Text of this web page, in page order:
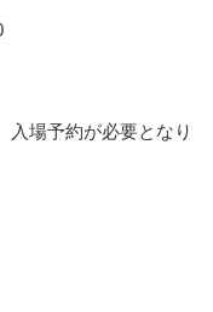
入場予約が必要となり